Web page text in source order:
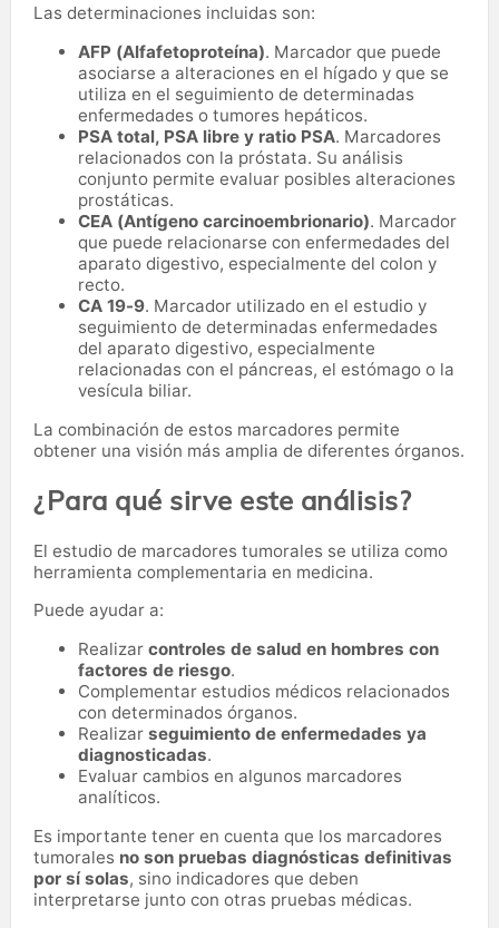
Las determinaciones incluidas son:
AFP (Alfafetoproteína). Marcador que puede
asociarse a alteraciones en el hígado y que se
utiliza en el seguimiento de determinadas
enfermedades o tumores hepáticos.
PSA total, PSA libre y ratio PSA. Marcadores
relacionados con la próstata. Su análisis
conjunto permite evaluar posibles alteraciones
prostáticas.
CEA (Antígeno carcinoembrionario). Marcador
que puede relacionarse con enfermedades del
aparato digestivo, especialmente del colon y
recto.
CA 19-9. Marcador utilizado en el estudio y
seguimiento de determinadas enfermedades
del aparato digestivo, especialmente
relacionadas con el páncreas, el estómago o la
vesícula biliar.
La combinación de estos marcadores permite
obtener una visión más amplia de diferentes órganos.
¿Para qué sirve este análisis?
El estudio de marcadores tumorales se utiliza como
herramienta complementaria en medicina.
Puede ayudar a:
Realizar controles de salud en hombres con
factores de riesgo.
Complementar estudios médicos relacionados
con determinados órganos.
Realizar seguimiento de enfermedades ya
diagnosticadas.
Evaluar cambios en algunos marcadores
analíticos.
Es importante tener en cuenta que los marcadores
tumorales no son pruebas diagnósticas definitivas
por sí solas, sino indicadores que deben
interpretarse junto con otras pruebas médicas.